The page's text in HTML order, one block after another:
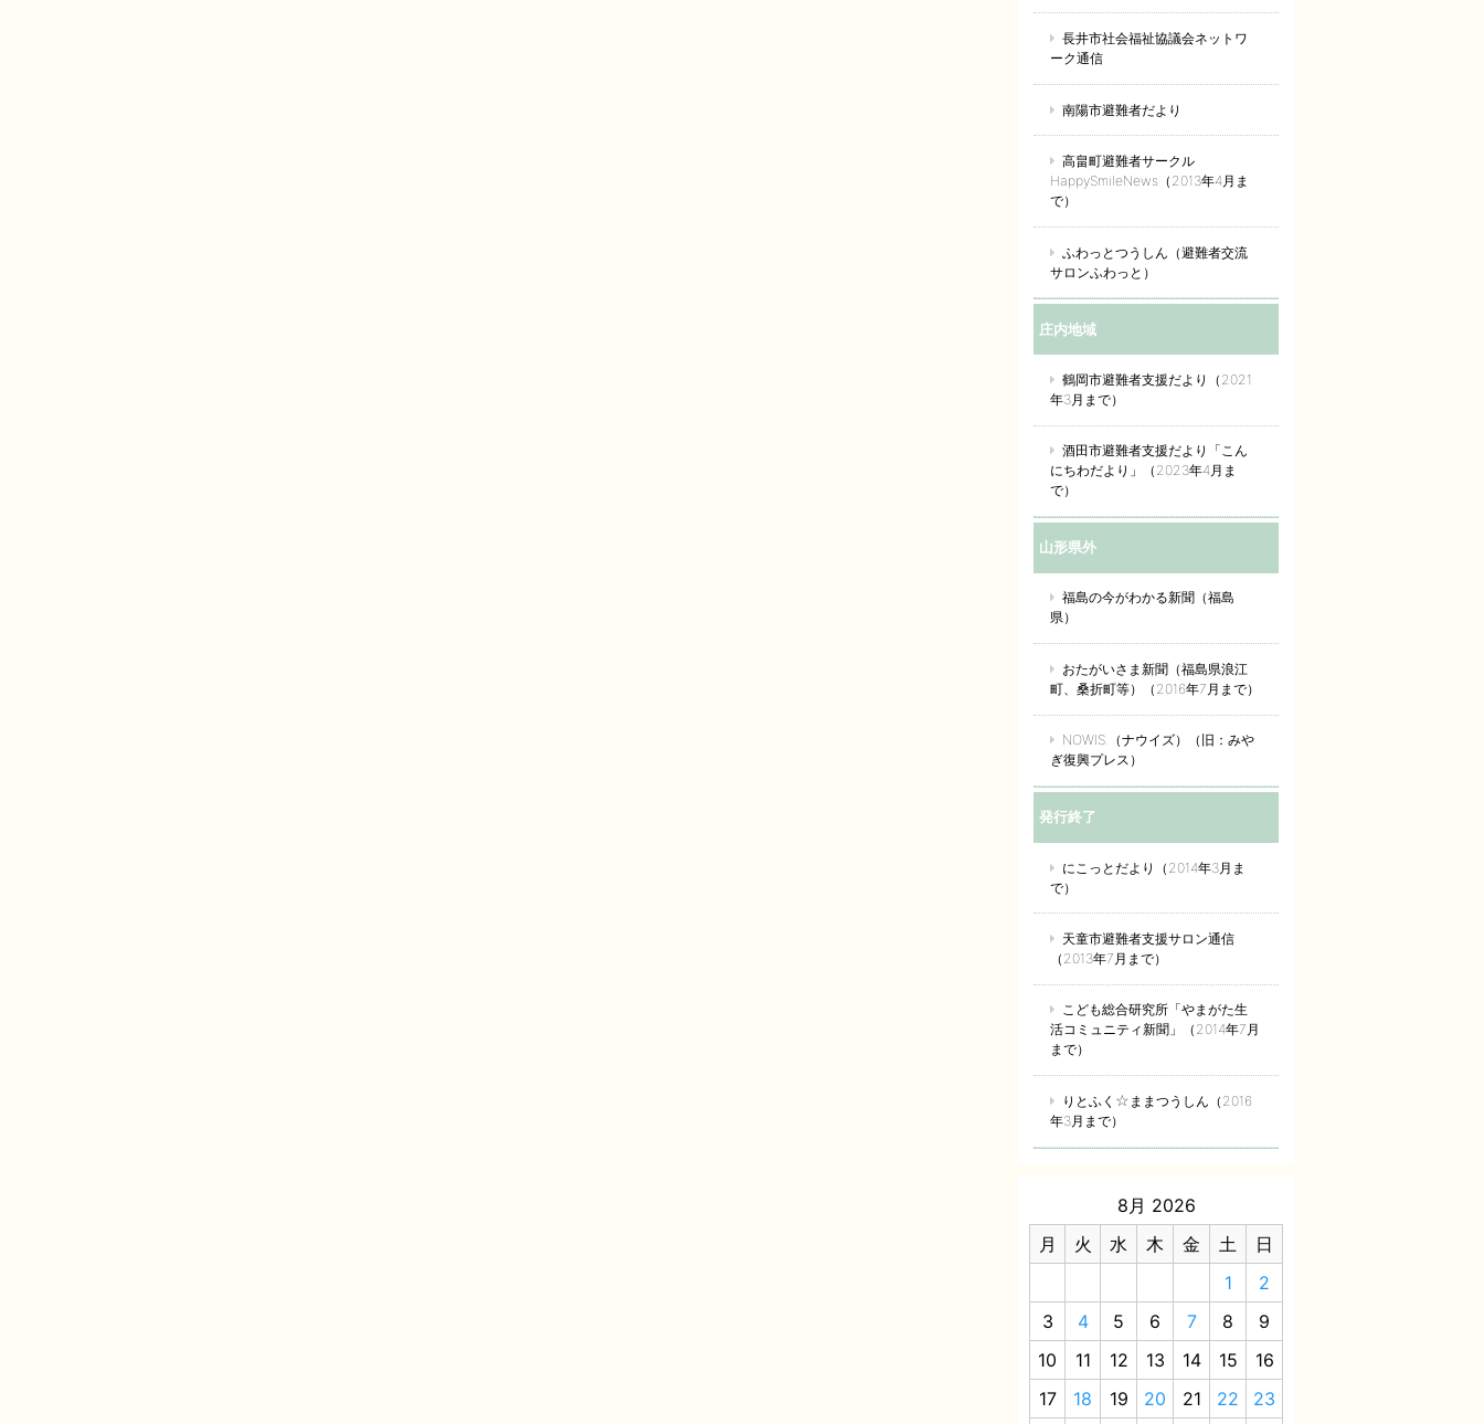
長井市社会福祉協議会ネットワ
ーク通信
南陽市避難者だより
高畠町避難者サークル
HappySmileNews（2013年4月ま
で）
ふわっとつうしん（避難者交流
サロンふわっと）
庄内地域
鶴岡市避難者支援だより（2021
年3月まで）
酒田市避難者支援だより「こん
にちわだより」（2023年4月ま
で）
山形県外
福島の今がわかる新聞（福島
県）
おたがいさま新聞（福島県浪江
町、桑折町等）（2016年7月まで）
NOWIS.（ナウイズ）（旧：みや
ぎ復興プレス）
発行終了
にこっとだより（2014年3月ま
で）
天童市避難者支援サロン通信
（2013年7月まで）
こども総合研究所「やまがた生
活コミュニティ新聞」（2014年7月
まで）
りとふく☆ままつうしん（2016
年3月まで）
8月 2026
月
火 水 木 金 土
日
1
2
3
4 5 6 7 8
9
10
11 12 13 14 15
16
17
18 19 20 21 22 23